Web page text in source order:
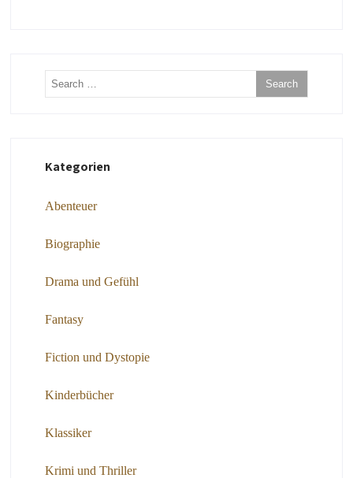
Kategorien
Abenteuer
Biographie
Drama und Gefühl
Fantasy
Fiction und Dystopie
Kinderbücher
Klassiker
Krimi und Thriller